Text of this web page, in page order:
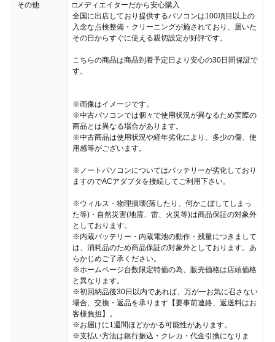
その他
□メディエイターだから安心購入
全国に出店しており提供するパソコンは100項目以上の
入念な点検整備・クリーニングが施されており、届いた
その日からすぐに使える親切設定が好評です。
こちらの商品は商品到着予定日より安心の30日間保証で
す。
※画像はイメージです。
※中古パソコンでは個々で使用状況が異なるため実際の
商品とは異なる場合があります。
※中古商品は使用状況や経年劣化により、多少の傷、使
用感等がございます。
※ノートパソコンについてはバッテリーが劣化しており
ますのでACアダプタを接続してご利用下さい。
※ウィルス・物理損壊(落したり、何かこぼしてしまっ
た等)・自然災害(地震、雷、火災等)は商品保証の対象外
としております。
※内蔵バッテリー・内蔵電池の動作・残量につきまして
は、消耗品のため商品保証の対象外としております。あ
らかじめご了承ください。
※ホームページ台数限定特価の為、販売価格は店頭価格
と異なります。
※初回納品後30日以内であれば、万が一お気に召さない
場合、交換・返品を承ります【要事前連絡、返送料はお
客様負担】。
※お届けに1週間ほどかかる可能性があります。
※支払い方法は銀行振込・クレカ・代金引換になりま